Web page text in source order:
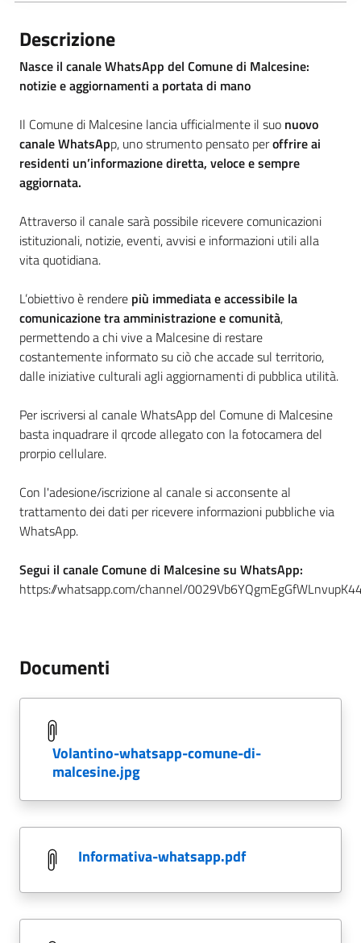
Descrizione
Nasce il canale WhatsApp del Comune di Malcesine:
notizie e aggiornamenti a portata di mano
Il Comune di Malcesine lancia ufficialmente il suo nuovo
canale WhatsApp, uno strumento pensato peroffrire ai
residenti un’informazione diretta, veloce e sempre
aggiornata.
Attraverso il canale sarà possibile ricevere comunicazioni
istituzionali, notizie, eventi, avvisi e informazioni utili alla
vita quotidiana.
L’obiettivo è rendere più immediata e accessibile la
comunicazione tra amministrazione e comunità,
permettendo a chi vive a Malcesine di restare
costantemente informato su ciò che accade sul territorio,
dalle iniziative culturali agli aggiornamenti di pubblica utilità.
Per iscriversi al canale WhatsApp del Comune di Malcesine
basta inquadrare il qrcode allegato con la fotocamera del
prorpio cellulare.
Con l'adesione/iscrizione al canale si acconsente al
trattamento dei dati per ricevere informazioni pubbliche via
WhatsApp.
Segui il canale Comune di Malcesine su WhatsApp:
https://whatsapp.com/channel/
Documenti
volantino-whatsapp-comune-di-
malcesine.jpg
informativa-whatsapp.pdf